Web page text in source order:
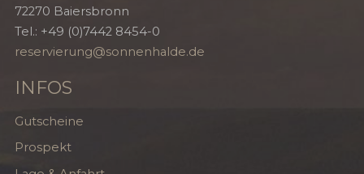
72270 Baiersbronn
Tel.: +49 (0)7442 8454-0
reservierung@sonnenhalde.de
INFOS
Gutscheine
Prospekt